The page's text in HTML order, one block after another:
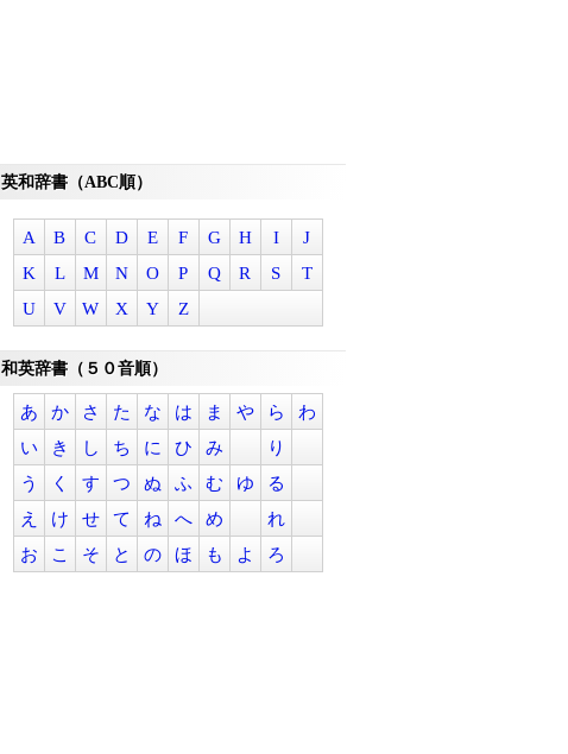
英和辞書（ABC順）
A B C D E F G H I
J
K
L M N O P Q R S
T
U
V W X Y Z
和英辞書（５０音順）
あ か さ た な は ま や ら
わ
い
き し ち に ひ み
り
う
く す つ ぬ ふ む ゆ
る
え
け せ て ね へ め
れ
お
こ そ と の ほ も よ ろ